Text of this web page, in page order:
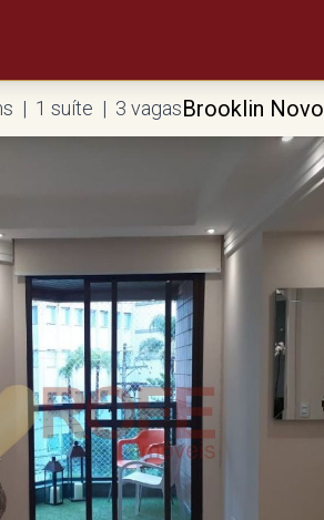
| 1 suíte | 3 vagasBrooklin Novo